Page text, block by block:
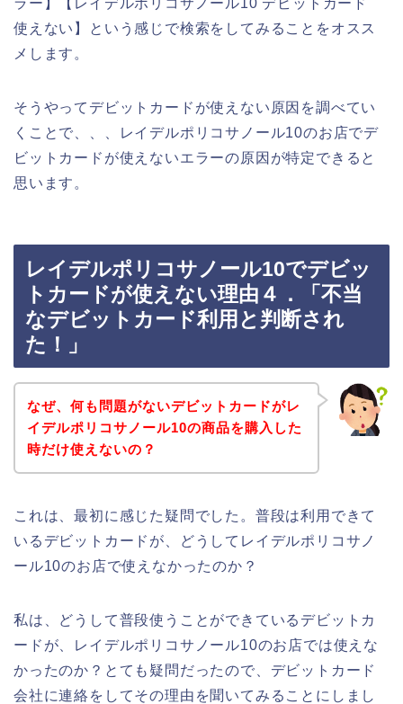
使えない】という感じで検索をしてみることをオスス
メします。
そうやってデビットカードが使えない原因を調べてい
くことで、、、レイデルポリコサノール10のお店でデ
ビットカードが使えないエラーの原因が特定できると
思います。
レイデルポリコサノール10でデビッ
トカードが使えない理由４．「不当
なデビットカード利用と判断され
た！」
なぜ、何も問題がないデビットカードがレ
イデルポリコサノール10の商品を購入した
時だけ使えないの？
これは、最初に感じた疑問でした。普段は利用できて
いるデビットカードが、どうしてレイデルポリコサノ
ール10のお店で使えなかったのか？
私は、どうして普段使うことができているデビットカ
ードが、レイデルポリコサノール10のお店では使えな
かったのか？とても疑問だったので、デビットカード
会社に連絡をしてその理由を聞いてみることにしまし